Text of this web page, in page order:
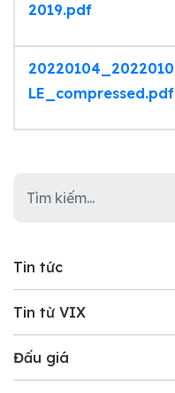
Tin tức
Tin từ VIX
Đấu giá
2019.pdf
LE_compressed.pdf